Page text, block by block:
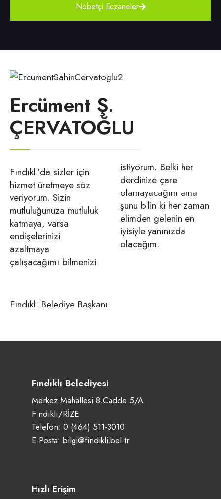
Nöbetçi Eczaneler
Ercüment Ş.
ÇERVATOĞLU
Fındıklı’da sizler için
hizmet üretmeye söz
veriyorum. Sizin
mutluluğunuza mutluluk
katmaya, varsa
endişelerinizi
azaltmaya
çalışacağımı bilmenizi
istiyorum. Belki her
derdinize çare
olamayacağım ama
şunu bilin ki her zaman
elimden gelenin en
iyisiyle yanınızda
olacağım.
Fındıklı Belediye Başkanı
Fındıklı Belediyesi
Merkez Mahallesi 8.Cadde 5/A
Fındıklı/RİZE
Telefon: 0 (464) 511-3010
E-Posta: bilgi@findikli.bel.tr
Hızlı Erişim